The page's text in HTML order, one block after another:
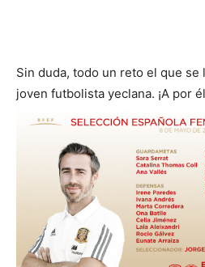
Sin duda, todo un reto el que se
joven futbolista yeclana. ¡A por